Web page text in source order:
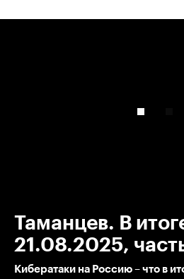
Таманцев. В
21.08.2025, часть
Кибератаки на Россию – что в